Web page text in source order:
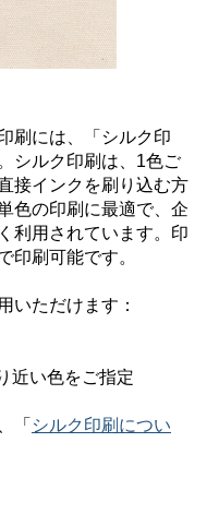
刷には、「シルク印
シルク印刷は、1色ご
接インクを刷り込む方
色の印刷に最適で、企
利用されています。印
印刷可能です。
いただけます：
近い色をご指定
「 シルク印刷につい